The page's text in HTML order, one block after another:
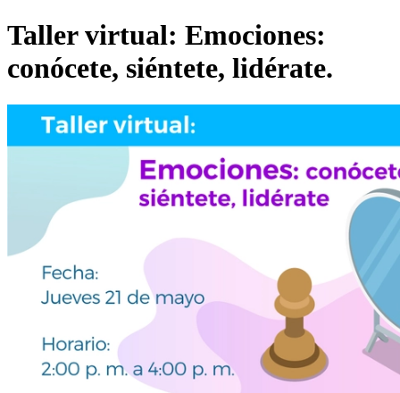
Taller virtual: Emociones:
conócete, siéntete, lidérate.